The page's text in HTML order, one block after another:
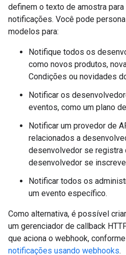
definem o texto de amostra
notificações. Você pode
modelos para:
Notifique todos os
como novos produtos,
Condições ou novidades
Notificar os
eventos, como um plano
Notificar um provedor de
relacionados a
desenvolvedor se registra
desenvolvedor se
Notificar todos os
um evento específico.
Como alternativa, é possível
um gerenciador de callback
que aciona o webhook,
notificações usando webhooks.